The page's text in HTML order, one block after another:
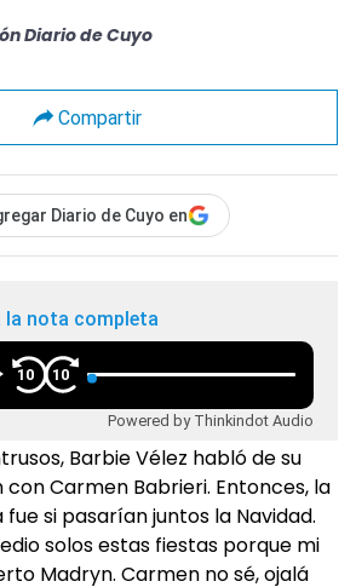
Diario de Cuyo
Compartir
Diario de Cuyo en
la nota completa
10 10
Powered by Thinkindot Audio
Barbie Vélez habló de su
Carmen Babrieri. Entonces, la
si pasarían juntos la Navidad.
solos estas fiestas porque mi
Madryn. Carmen no sé, ojalá